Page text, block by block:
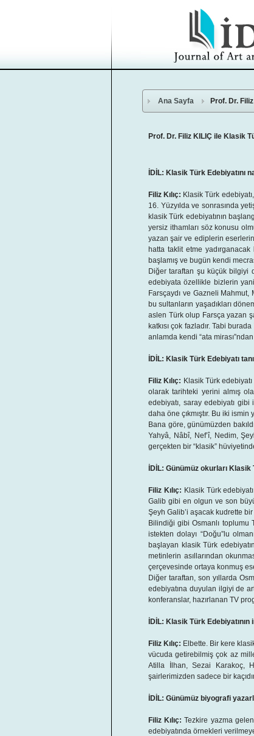
Ana Sayfa Prof. Dr.
Prof. Dr. Filiz KILIÇ ile Klasik
İDİL: Klasik Türk Edebiyatını
Filiz Kılıç: Klasik Türk
16. Yüzyılda ve sonrasında
klasik Türk edebiyatının
yersiz ithamları söz konusu
yazan şair ve ediplerin
hatta taklit etme
başlamış ve bugün kendi
Diğer taraftan şu küçük bilgiyi
edebiyata özellikle bizlerin
Farsçaydı ve Gazneli
bu sultanların yaşadıkları
aslen Türk olup Farsça yazan
katkısı çok fazladır. Tabi
anlamda kendi “ata
İDİL: Klasik Türk Edebiyatı
Filiz Kılıç: Klasik Türk
olarak tarihteki yerini almış
edebiyatı, saray edebiyatı gibi
daha öne çıkmıştır. Bu iki
Bana göre, günümüzden
Yahyâ, Nâbî, Nef’î, Nedim,
gerçekten bir “klasik”
İDİL: Günümüz okurları
Filiz Kılıç: Klasik Türk
Galib gibi en olgun ve son
Şeyh Galib’i aşacak kudrette
Bilindiği gibi Osmanlı toplumu
istekten dolayı “Doğu”lu
başlayan klasik Türk
metinlerin asıllarından
çerçevesinde ortaya konmuş
Diğer taraftan, son yıllarda
edebiyatına duyulan ilgiyi de
konferanslar, hazırlanan TV
İDİL: Klasik Türk
Filiz Kılıç: Elbette. Bir kere
vücuda getirebilmiş çok az
Atilla İlhan, Sezai Karakoç,
şairlerimizden sadece bir
İDİL: Günümüz biyografi
Filiz Kılıç: Tezkire yazma
edebiyatında örnekleri